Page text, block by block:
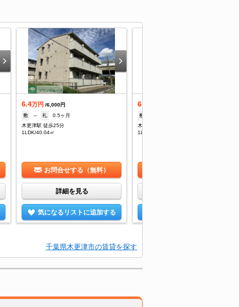
6.4万円 /6,000円
敷
-- 礼
0.5ヶ月
木更津駅 徒歩25分
1LDK/40.04㎡
お問合せする（無料）
詳細を見る
気になるリストに追加する
6.4
敷
木更津駅 徒歩25分
1LDK/40.04㎡
千葉県木更津市の賃貸を探す